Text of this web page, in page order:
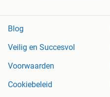
Blog
Veilig en Succesvol
Voorwaarden
Cookiebeleid